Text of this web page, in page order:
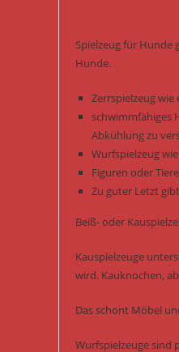
Spielzeug für Hunde
Hunde.
Zerrspielzeug
schwimmfähiges
Abkühlung zu
Wurfspielzeug
Figuren oder
Zu guter Letzt
Beiß- oder
Kauspielzeuge
wird. Kauknochen,
Das schont Möbel
Wurfspielzeuge sind